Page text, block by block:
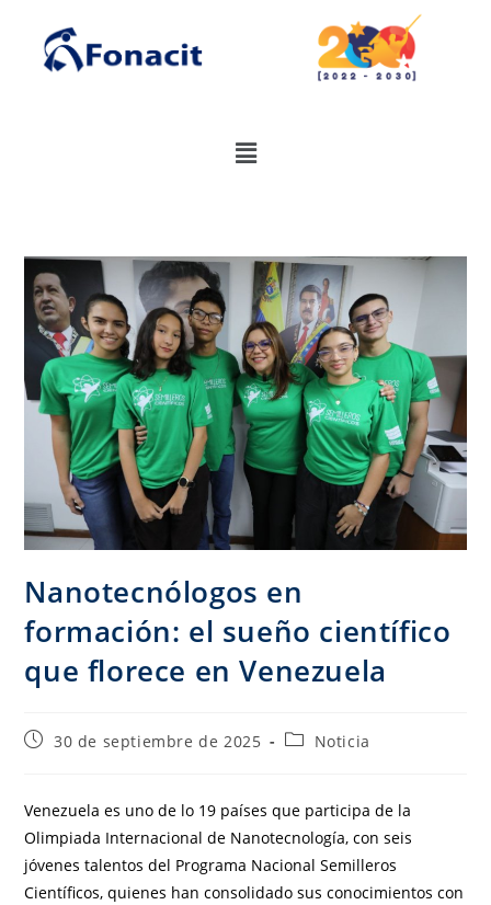
Nanotecnólogos en
formación: el sueño científico
que florece en Venezuela
30 de septiembre de 2025 Noticia
Venezuela es uno de lo 19 países que participa de la
Olimpiada Internacional de Nanotecnología, con seis
jóvenes talentos del Programa Nacional Semilleros
Científicos, quienes han consolidado sus conocimientos con